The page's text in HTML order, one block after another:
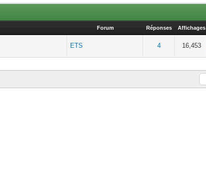
Forum Réponses Affichages
ETS 4 16,453